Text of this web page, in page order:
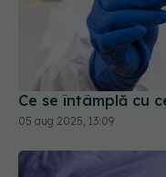
Ce se întâmplă cu
05 aug 2025, 13:09